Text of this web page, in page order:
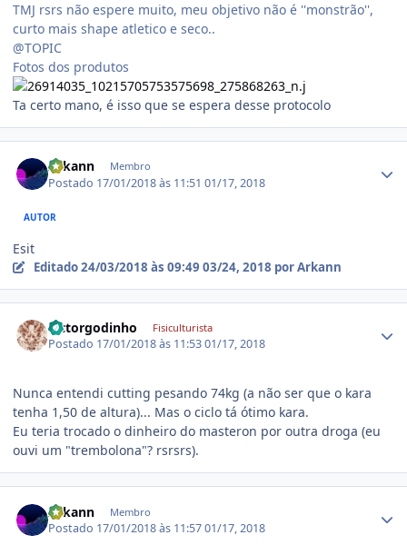
TMJ rsrs não espere muito, meu objetivo não é ''monstrão'',
curto mais shape atletico e seco..
@TOPIC
Fotos dos produtos
Ta certo mano, é isso que se espera desse protocolo
Arkann Membro
Postado 17/01/2018 às 11:5101/17, 2018
AUTOR
Esit
Editado24/03/2018 às 09:49 03/24, 2018 por Arkann
victorgodinho Fisiculturista
Postado 17/01/2018 às 11:5301/17, 2018
Nunca entendi cutting pesando 74kg (a não ser que o kara
tenha 1,50 de altura)... Mas o ciclo tá ótimo kara.
Eu teria trocado o dinheiro do masteron por outra droga (eu
ouvi um "trembolona"? rsrsrs).
Arkann Membro
Postado 17/01/2018 às 11:5701/17, 2018